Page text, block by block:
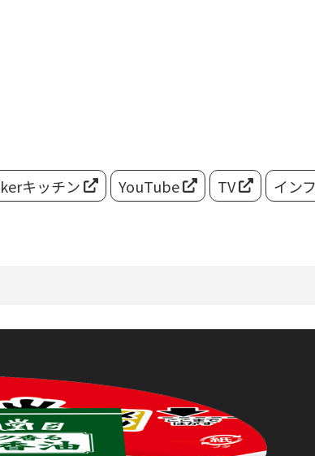
キッチン YouTube TV イン